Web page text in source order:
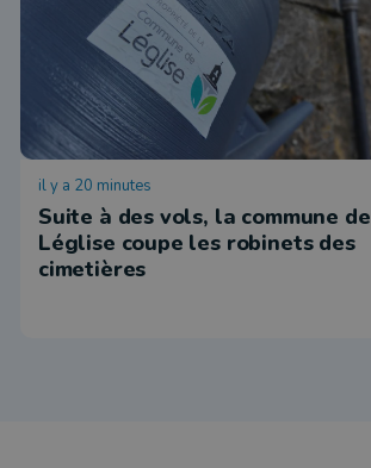
il y a 20 minutes
Suite à des vols, la commune de
Léglise coupe les robinets des
cimetières